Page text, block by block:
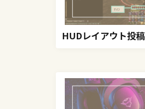
HUDレイアウト投稿